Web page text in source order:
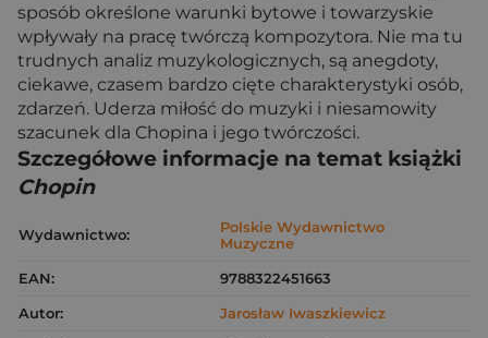
sposób określone warunki bytowe i towarzyskie
wpływały na pracę twórczą kompozytora. Nie ma tu
trudnych analiz muzykologicznych, są anegdoty,
ciekawe, czasem bardzo cięte charakterystyki osób,
zdarzeń. Uderza miłość do muzyki i niesamowity
szacunek dla Chopina i jego twórczości.
Szczegółowe informacje na temat książki
Chopin
Wydawnictwo:
Polskie Wydawnictwo
Muzyczne
EAN:
9788322451663
Autor:
Jarosław Iwaszkiewicz